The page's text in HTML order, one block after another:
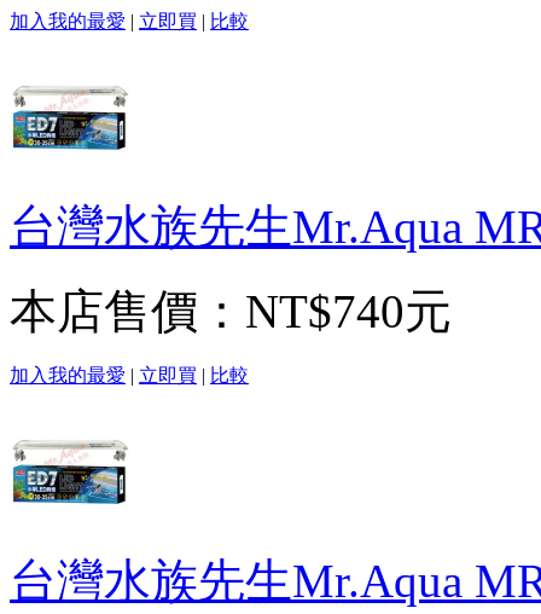
加入我的最愛 | 立即買 | 比較
台灣水族先生Mr.Aqua
本店售價： NT$740元
加入我的最愛 | 立即買 | 比較
台灣水族先生Mr.Aqua